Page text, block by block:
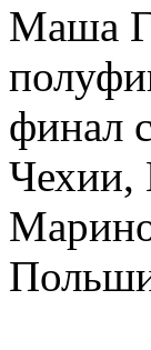
Маша
финал
Чехии,